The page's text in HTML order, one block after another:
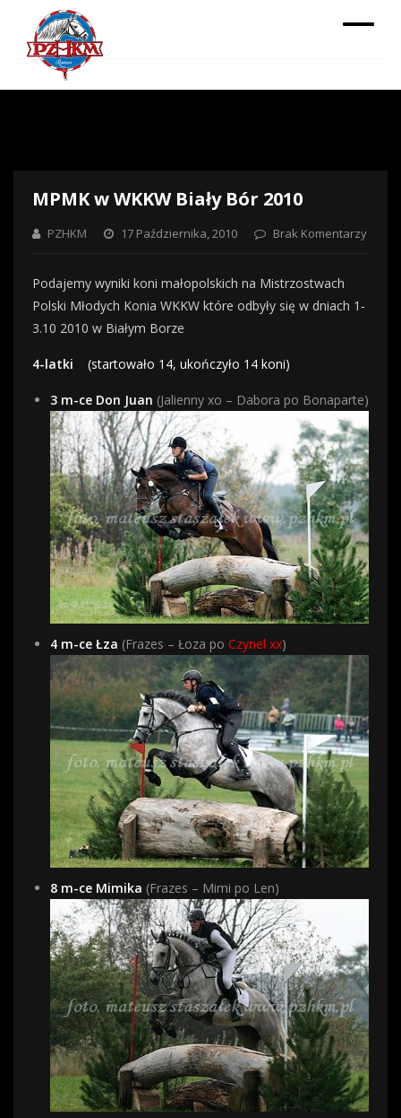
MPMK w WKKW Biały Bór 2010
PZHKM 17 Października, 2010 Brak Komentarzy
Podajemy wyniki koni małopolskich na Mistrzostwach
Polski Młodych Konia WKKW które odbyły się w dniach 1-
3.10 2010 w Białym Borze
4-latki (startowało 14, ukończyło 14 koni)
3 m-ce Don Juan (Jalienny xo – Dabora po Bonaparte)
4 m-ce Łza (Frazes – Łoza po Czynel xx)
8 m-ce Mimika (Frazes – Mimi po Len)